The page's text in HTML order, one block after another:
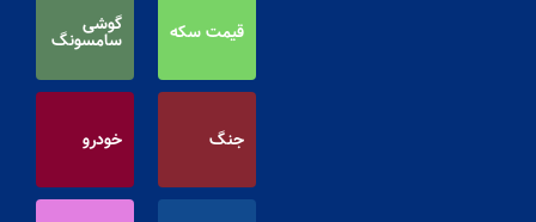
قیمت سکه گوشی
سامسونگ
جنگ خودرو